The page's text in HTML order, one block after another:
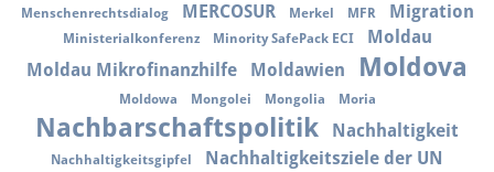
Menschenrechtsdialog MERCOSUR Merkel MFR Migration
Ministerialkonferenz Minority SafePack ECI
Moldau
Moldau Mikrofinanzhilfe
Moldawien Moldova
Moldowa Mongolei Mongolia Moria
Nachbarschaftspolitik Nachhaltigkeit
Nachhaltigkeitsgipfel Nachhaltigkeitsziele der UN